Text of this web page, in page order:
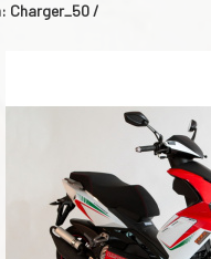
Charger_50 /